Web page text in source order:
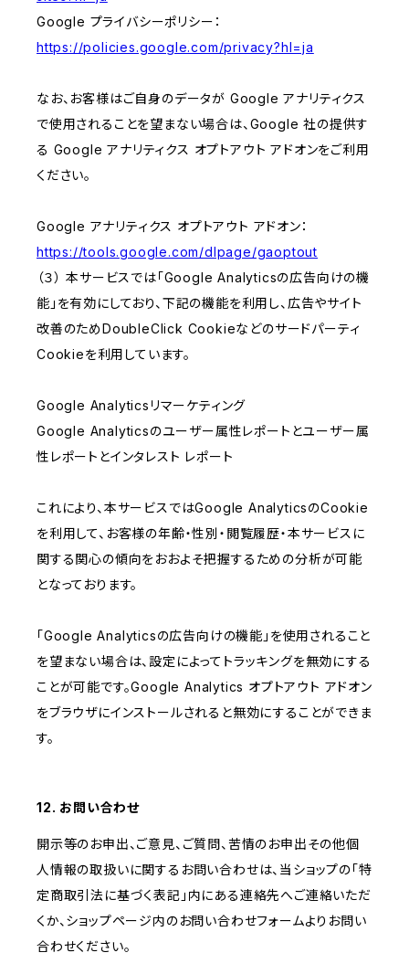
Google プライバシーポリシー：
https://policies.google.com/privacy?hl=ja
なお、お客様はご自身のデータが Google アナリティクス
で使用されることを望まない場合は、Google 社の提供す
る Google アナリティクス オプトアウト アドオンをご利用
ください。
Google アナリティクス オプトアウト アドオン：
https://tools.google.com/dlpage/gaoptout
（３） 本サービスでは「Google Analyticsの広告向けの機
能」を有効にしており、下記の機能を利用し、広告やサイト
改善のためDoubleClick Cookieなどのサードパーティ
Cookieを利用しています。
Google Analyticsリマーケティング
Google Analyticsのユーザー属性レポートとユーザー属
性レポートとインタレスト レポート
これにより、本サービスではGoogle AnalyticsのCookie
を利用して、お客様の年齢・性別・閲覧履歴・本サービスに
関する関心の傾向をおおよそ把握するための分析が可能
となっております。
「Google Analyticsの広告向けの機能」を使用されること
を望まない場合は、設定によってトラッキングを無効にする
ことが可能です。Google Analytics オプトアウト アドオン
をブラウザにインストールされると無効にすることができま
す。
12. お問い合わせ
開示等のお申出、ご意見、ご質問、苦情のお申出その他個
人情報の取扱いに関するお問い合わせは、当ショップの「特
定商取引法に基づく表記」内にある連絡先へご連絡いただ
くか、ショップページ内のお問い合わせフォームよりお問い
合わせください。